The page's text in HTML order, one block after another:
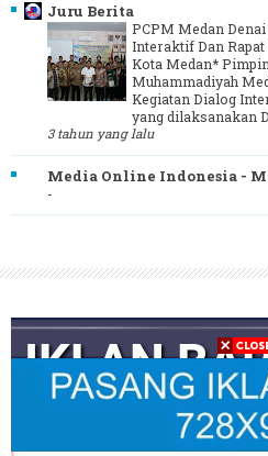
Juru Berita
PCPM Medan
Interaktif Dan Rapat
Kota Medan*
Muhammadiyah
Kegiatan Dialog
yang dilaksanakan
3 tahun yang lalu
Media Online Indonesia -
-